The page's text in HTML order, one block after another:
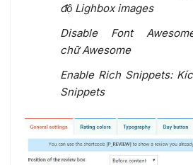
độ Lighbox images
Disable Font
chữ Awesome
Enable Rich Snippets:
Snippets